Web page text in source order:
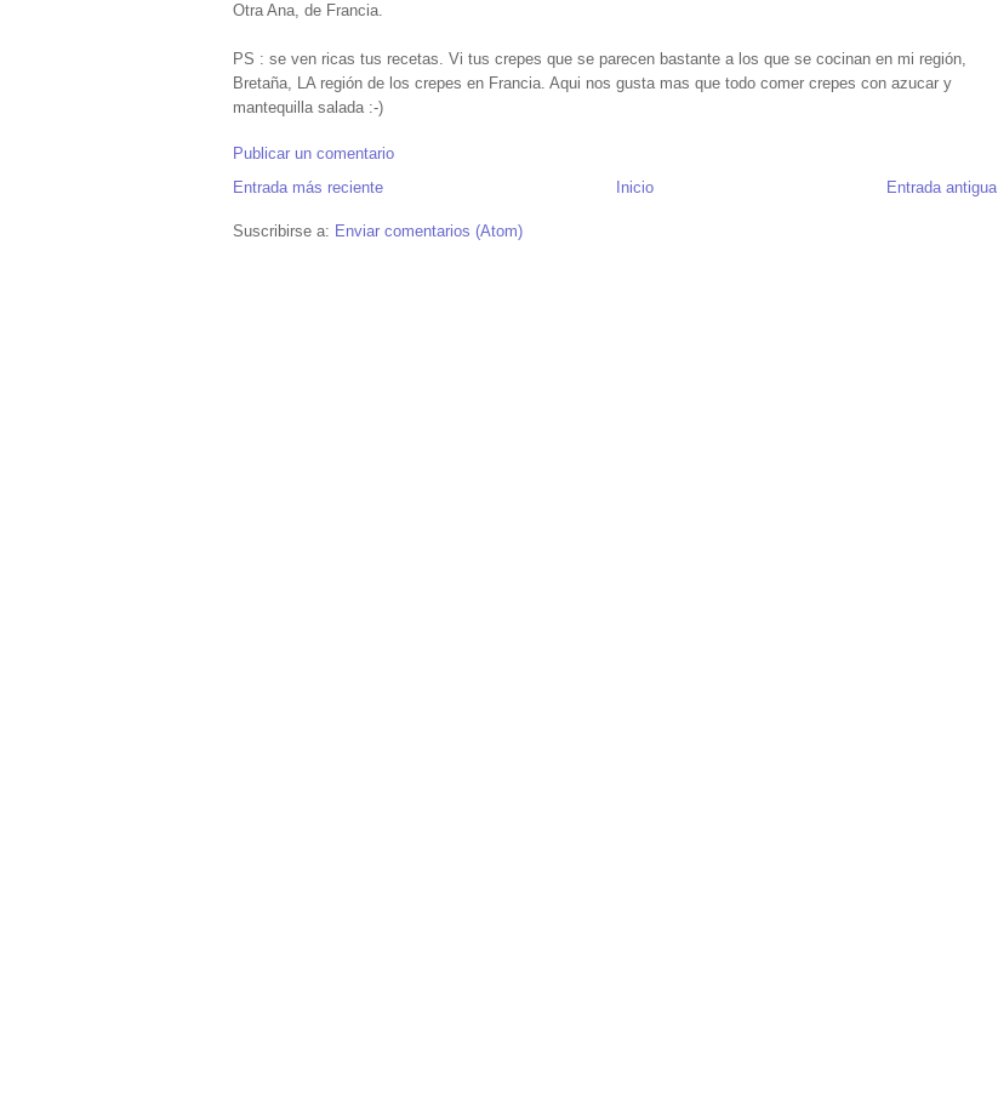
Otra Ana, de Francia.
PS : se ven ricas tus recetas. Vi tus crepes que se parecen bastante a los que se cocinan en mi región,
Bretaña, LA región de los crepes en Francia. Aqui nos gusta mas que todo comer crepes con azucar y
mantequilla salada :-)
Publicar un comentario
Entrada más reciente
Entrada antigua
Inicio
Suscribirse a: Enviar comentarios (Atom)